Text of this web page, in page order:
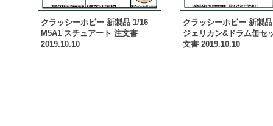
クラッシーホビー 新製品 1/16
M5A1 スチュアート 注文書
2019.10.10
クラッシーホビー 新製
ジェリカン&ドラム缶セ
文書 2019.10.10